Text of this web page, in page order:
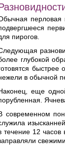
перловая
пирогов.
глубокой
в обычной
еще
современном
течение 12